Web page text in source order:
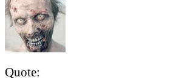
Quote: